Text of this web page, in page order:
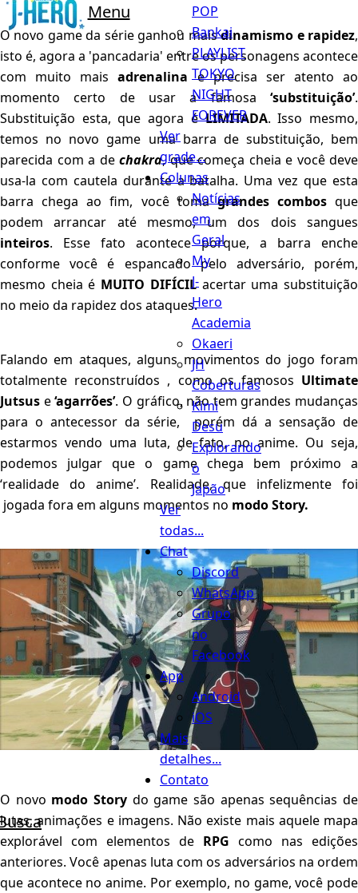
Menu
POP
Bankai
PLAYLIST
TOKYO
NIGHT
FOREVER
Ver
grade...
Colunas
Notícias
em
Geral
My
J-
Hero
Academia
Okaeri
JH
Coberturas
Kimi
Desu
Explorando
o
Japão
Ver
todas...
Chat
Discord
WhatsApp
Grupo
no
Facebook
App
Android
iOS
Mais
detalhes...
Contato
O novo game da série ganhou maisdinamismo e rapidez,
isto é, agora a 'pancadaria' entre os personagens acontece
com muito maisadrenalina e precisa ser atento ao
momento certo de usar a famosa ‘substituição’.
Substituição esta, que agora éLIMITADA. Isso mesmo,
temos no novo game uma barra de substituição, bem
parecida com a de chakra, que começa cheia e você deve
usa-la com cautela durante a batalha. Uma vez que esta
barra chega ao fim, você tomagrandes combosque
podem arrancar até mesmo, um dos dois sangues
inteiros. Esse fato acontece porque, a barra enche
conforme você é espancado pelo adversário, porém,
mesmo cheia é MUITO DIFÍCILacertar uma substituição
no meio da rapidez dos ataques.
Falando em ataques, alguns movimentos do jogo foram
totalmente reconstruídos , como os famosos Ultimate
Jutsus e‘agarrões’. O gráfico, não tem grandes mudanças
para o antecessor da série, porém dá a sensação de
estarmos vendo uma luta, de fato, no anime. Ou seja,
podemos julgar que o game chega bem próximo a
‘realidade do anime’. Realidade, que infelizmente foi
jogada fora em alguns momentos no modo Story.
O novo modo Story do game são apenas sequências de
lutas, animações e imagens. Não existe mais aquele mapa
explorável com elementos de RPG como nas edições
anteriores. Você apenas luta com os adversários na ordem
que acontece no anime. Por exemplo, no game, você pode